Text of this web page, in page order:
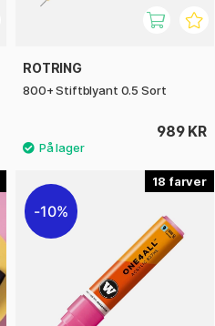
ROTRING
800+ Stiftblyant 0.5 Sort
989 KR
18
10%